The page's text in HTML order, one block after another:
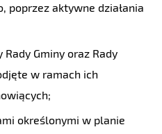
poprzez aktywne działania
Rady Gminy oraz Rady
w ramach ich
określonymi w planie